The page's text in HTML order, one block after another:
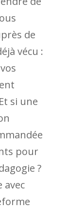
de
vécu :
si une
pour
?
avec